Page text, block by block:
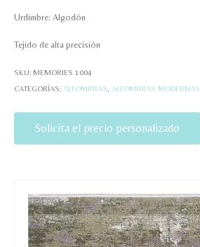
Urdimbre: Algodón
Tejido de alta precisión
SKU: MEMORIES 1004
CATEGORÍAS: ALFOMBRAS ALFOMBRAS MODERNAS
Solicita el precio personalizado